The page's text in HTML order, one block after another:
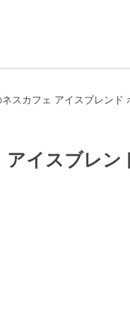
スカフェ アイスブレンド
イスブレン